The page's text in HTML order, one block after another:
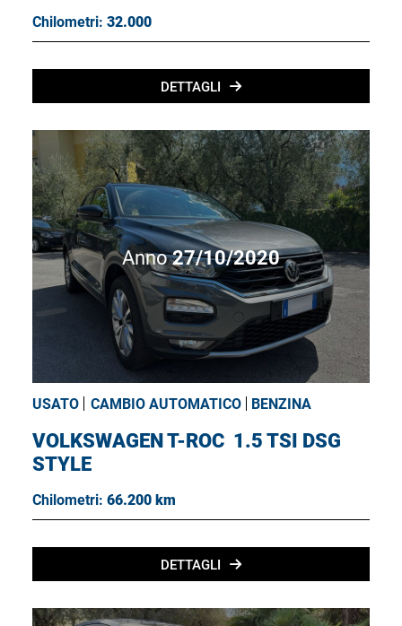
Chilometri: 32.000
DETTAGLI
Anno27/10/2020
USATO CAMBIO AUTOMATICO BENZINA
VOLKSWAGEN T-ROC 1.5 TSI DSG
STYLE
Chilometri: 66.200 km
DETTAGLI